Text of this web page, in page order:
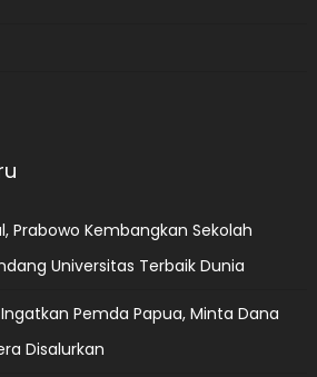
Prabowo Kembangkan Sekolah
Universitas Terbaik Dunia
Pemda Papua, Minta Dana
Disalurkan